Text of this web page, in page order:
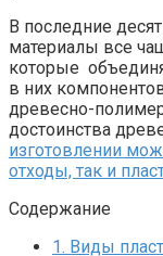
В последние
материалы все
которые
в них
древесно-
достоинства
изготовлении
отходы, так и
Содержание
1. Виды